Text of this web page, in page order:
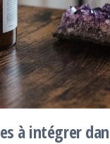
à intégrer